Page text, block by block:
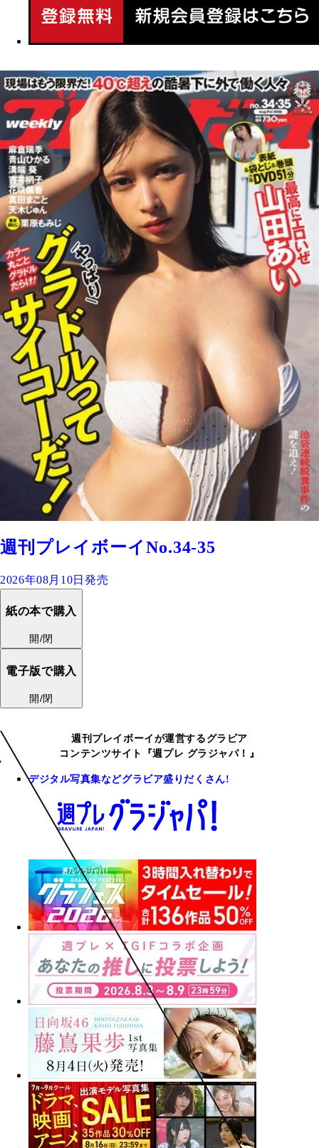
週刊プレイボーイNo.34-35
2026年08月10日発売
紙の本で購入
開/閉
電子版で購入
開/閉
週刊プレイボーイが運営するグラビア
コンテンツサイト『週プレ グラジャパ！』
デジタル写真集などグラビア盛りだくさん!